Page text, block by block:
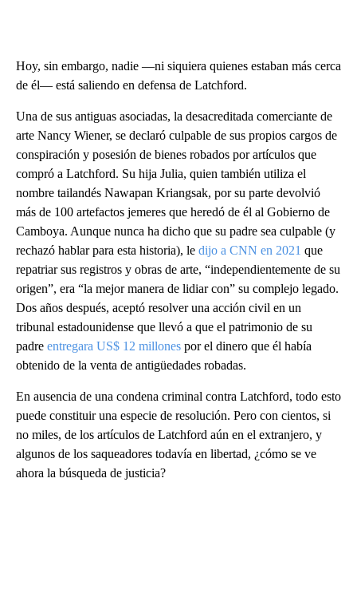
Hoy, sin embargo, nadie —ni siquiera quienes estaban más cerca
de él— está saliendo en defensa de Latchford.
Una de sus antiguas asociadas, la desacreditada comerciante de
arte Nancy Wiener, se declaró culpable de sus propios cargos de
conspiración y posesión de bienes robados por artículos que
compró a Latchford. Su hija Julia, quien también utiliza el
nombre tailandés Nawapan Kriangsak, por su parte devolvió
más de 100 artefactos jemeres que heredó de él al Gobierno de
Camboya. Aunque nunca ha dicho que su padre sea culpable (y
rechazó hablar para esta historia), le dijo a CNN en 2021 que
repatriar sus registros y obras de arte, “independientemente de su
origen”, era “la mejor manera de lidiar con” su complejo legado.
Dos años después, aceptó resolver una acción civil en un
tribunal estadounidense que llevó a que el patrimonio de su
padre entregara US$ 12 millones por el dinero que él había
obtenido de la venta de antigüedades robadas.
En ausencia de una condena criminal contra Latchford, todo esto
puede constituir una especie de resolución. Pero con cientos, si
no miles, de los artículos de Latchford aún en el extranjero, y
algunos de los saqueadores todavía en libertad, ¿cómo se ve
ahora la búsqueda de justicia?